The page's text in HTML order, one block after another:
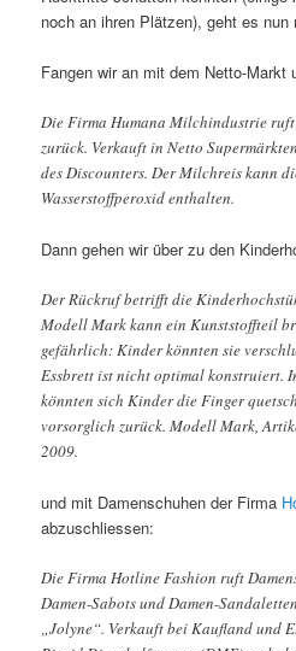
noch an ihren Plätzen), geht es
Fangen wir an mit dem Netto-Markt
Die Firma Humana Milchindustrie
zurück. Verkauft in Netto
des Discounters. Der Milchreis kann
Wasserstoffperoxid enthalten.
Dann gehen wir über zu den
Der Rückruf betrifft die
Modell Mark kann ein Kunststoffteil
gefährlich: Kinder könnten sie
Essbrett ist nicht optimal konstruiert.
könnten sich Kinder die Finger
vorsorglich zurück. Modell Mark,
2009.
und mit Damenschuhen der Firma
abzuschliessen:
Die Firma Hotline Fashion ruft
Damen-Sabots und Damen-
„Jolyne“. Verkauft bei Kaufland und